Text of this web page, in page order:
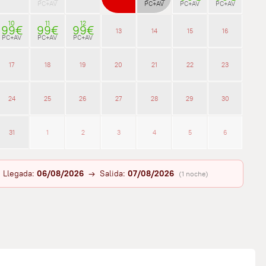
PC+AV PC+AV PC+AV PC+AV
10
99€
PC+AV
11
99€
PC+AV
12
99€
PC+AV
13 14 15 16
17 18 19 20 21 22 23
24 25 26 27 28 29 30
31 1 2 3 4 5 6
Llegada: 06/08/2026 → Salida: 07/08/2026 (1 noche)